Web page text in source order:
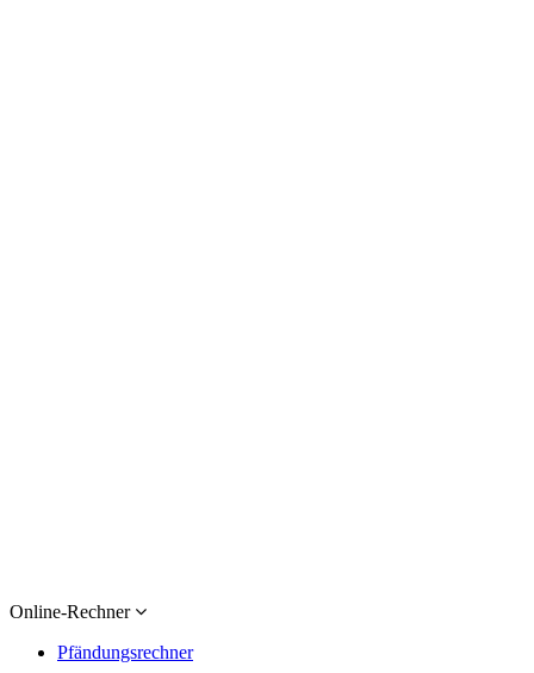
Online-Rechner
Pfändungsrechner